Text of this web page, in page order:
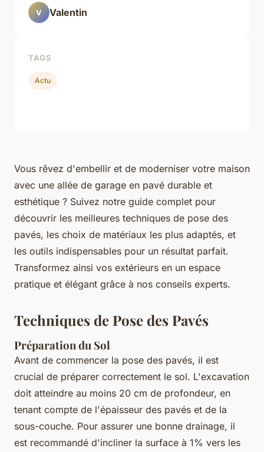
Vous rêvez d'embellir et de moderniser votre maison
avec une allée de garage en pavé durable et
esthétique ? Suivez notre guide complet pour
découvrir les meilleures techniques de pose des
pavés, les choix de matériaux les plus adaptés, et
les outils indispensables pour un résultat parfait.
Transformez ainsi vos extérieurs en un espace
pratique et élégant grâce à nos conseils experts.
Techniques de Pose des Pavés
Préparation du Sol
Avant de commencer la pose des pavés, il est
crucial de préparer correctement le sol. L'excavation
doit atteindre au moins 20 cm de profondeur, en
tenant compte de l'épaisseur des pavés et de la
sous-couche. Pour assurer une bonne drainage, il
est recommandé d'incliner la surface à 1% vers les
V Valentin
TAGS
Actu